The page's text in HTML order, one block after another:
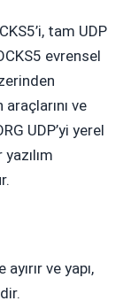
tam UDP
evrensel
ve
UDP’yi yerel
ve yapı,